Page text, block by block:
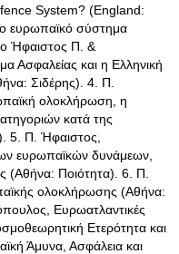
System? (England:
ευρωπαϊκό σύστημα
Ήφαιστος Π. &
Ασφαλείας και η Ελληνική
Σιδέρης). 4. Π.
ολοκλήρωση, η
κατά της
5. Π. Ήφαιστος,
ευρωπαϊκών δυνάμεων,
(Αθήνα: Ποιότητα). 6. Π.
ολοκλήρωσης (Αθήνα:
Ευρωατλαντικές
Ετερότητα και
Άμυνα, Ασφάλεια και